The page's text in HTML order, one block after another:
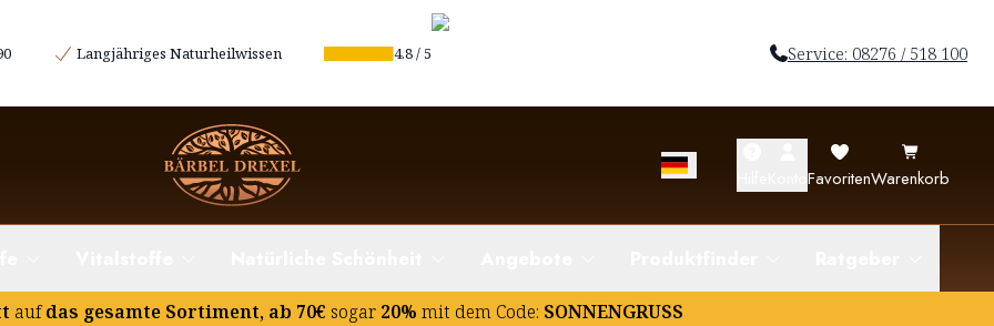
Langjähriges Naturheilwissen 4.8/5 Service: 08276 / 518 100
FavoritenWarenkorb
aufdas gesamte Sortiment, ab 70€ sogar 20% mit dem Code: SONNENGRUSS